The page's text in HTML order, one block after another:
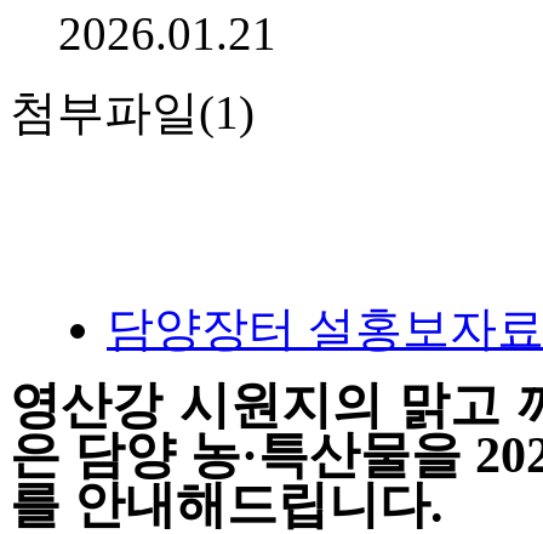
2026.01.21
첨부파일(1)
담양장터 설홍보자
영산강 시원지의 맑고
은 담양 농·특산물을
를 안내해드립니다.